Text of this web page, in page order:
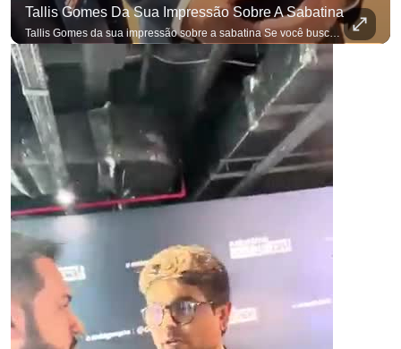
Tallis Gomes Da Sua Impressão Sobre A Sabatina
Tallis Gomes da sua impressão sobre a sabatina Se você busca informação com credibilidade, inscreva-se agora e ative o